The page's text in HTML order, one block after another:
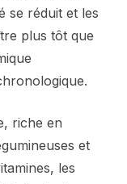
se réduit et les
plus tôt que
riche en
et
les